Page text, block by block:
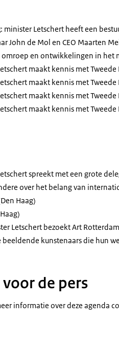
: minister Letschert heeft een
John de Mol en CEO Maarten
en ontwikkelingen in het
maakt kennis met
maakt kennis met
maakt kennis met
maakt kennis met
spreekt met een grote
over het belang van
Haag)
Letschert bezoekt Art
beeldende kunstenaars die hun
de pers
informatie over deze agenda